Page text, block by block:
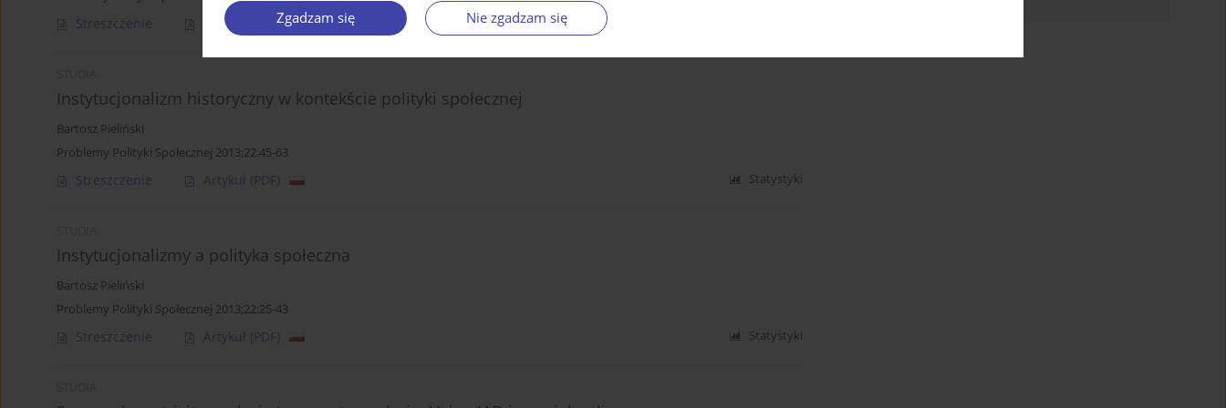
Zgadzam się Nie zgadzam się
Streszczenie Artykuł (PDF)
Instytucjonalizm historyczny w kontekście polityki społecznej
Bartosz Pieliński
Problemy Polityki Społecznej 2013;22:45-63
Streszczenie Artykuł (PDF) Statystyki
Instytucjonalizmy a polityka społeczna
Bartosz Pieliński
Problemy Polityki Społecznej 2013;22:25-43
Streszczenie Artykuł (PDF) Statystyki